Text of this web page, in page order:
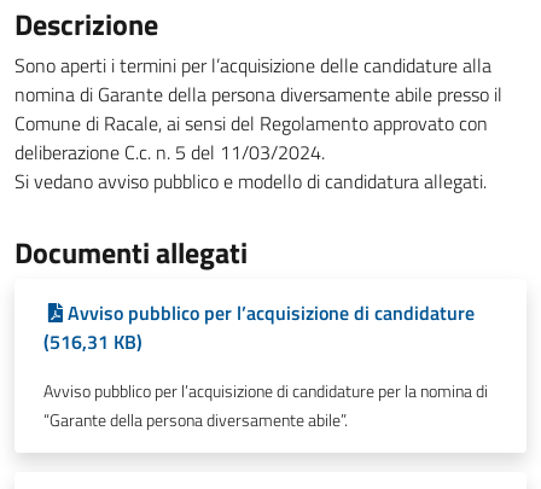
Descrizione
Sono aperti i termini per l’acquisizione delle candidature alla
nomina di Garante della persona diversamente abile presso il
Comune di Racale, ai sensi del Regolamento approvato con
deliberazione C.c. n. 5 del 11/03/2024.
Si vedano avviso pubblico e modello di candidatura allegati.
Documenti allegati
Avviso pubblico per l’acquisizione di candidature
(516,31 KB)
Avviso pubblico per l’acquisizione di candidature per la nomina di
“Garante della persona diversamente abile”.